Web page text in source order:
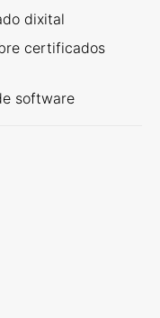
dixital
certificados
software